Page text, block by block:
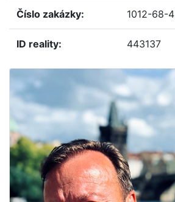
číslo zakázky: 1012-68-4
ID reality: 443137